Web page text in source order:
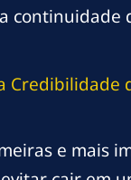
continuidade
Credibilidade
e mais